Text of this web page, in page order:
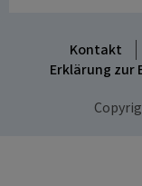
Kontakt
Erklärung